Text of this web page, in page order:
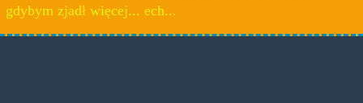
gdybym zjadł więcej... ech...